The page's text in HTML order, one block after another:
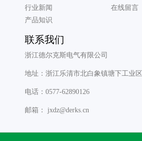
行业新闻
产品知识
在线留言
联系我们
浙江德尔克斯电气有限公司
地址：浙江乐清市北白象镇塘下工业区
电话：0577-62890126
邮箱： jxdz@derks.cn